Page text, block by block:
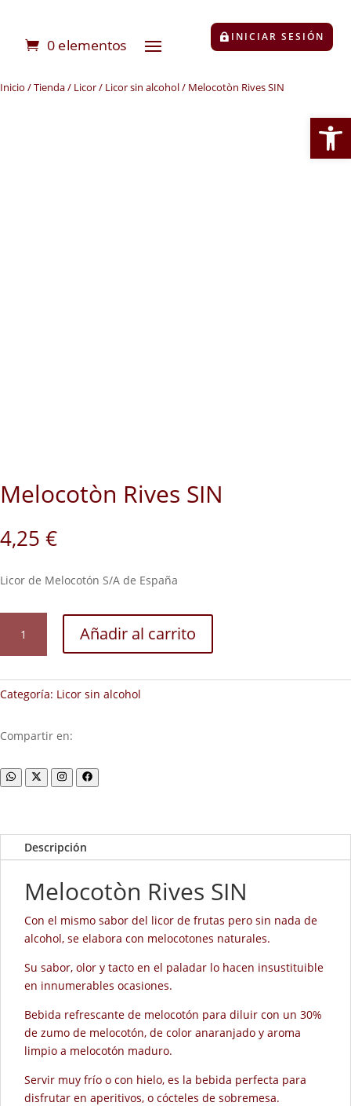
0 elementos INICIAR SESIÓN
Inicio /Tienda/ Licor/ Licor sin alcohol/ Melocotòn Rives SIN
Melocotòn Rives SIN
4,25 €
Licor de Melocotón S/A de España
Rives
SIN
Añadir al carrito
Categoría: Licor sin alcohol
Compartir en:
Descripción
Melocotòn Rives SIN
Con el mismo sabor del licor de frutas pero sin nada de
alcohol, se elabora con melocotones naturales.
Su sabor, olor y tacto en el paladar lo hacen insustituible
en innumerables ocasiones.
Bebida refrescante de melocotón para diluir con un 30%
de zumo de melocotón, de color anaranjado y aroma
limpio a melocotón maduro.
Servir muy frío o con hielo, es la bebida perfecta para
disfrutar en aperitivos, o cócteles de sobremesa.